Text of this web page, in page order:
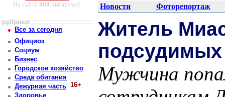
На сайте 468 читателей Новости Фоторепортаж
рубрики
Все за сегодня
Официоз
Социум
Бизнес
Городское хозяйство
Среда обитания
Дежурная часть 16+
Здоровье
Житель
подсудимых
Мужчина